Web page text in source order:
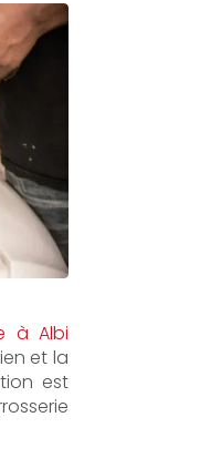
à Albi
et la
est